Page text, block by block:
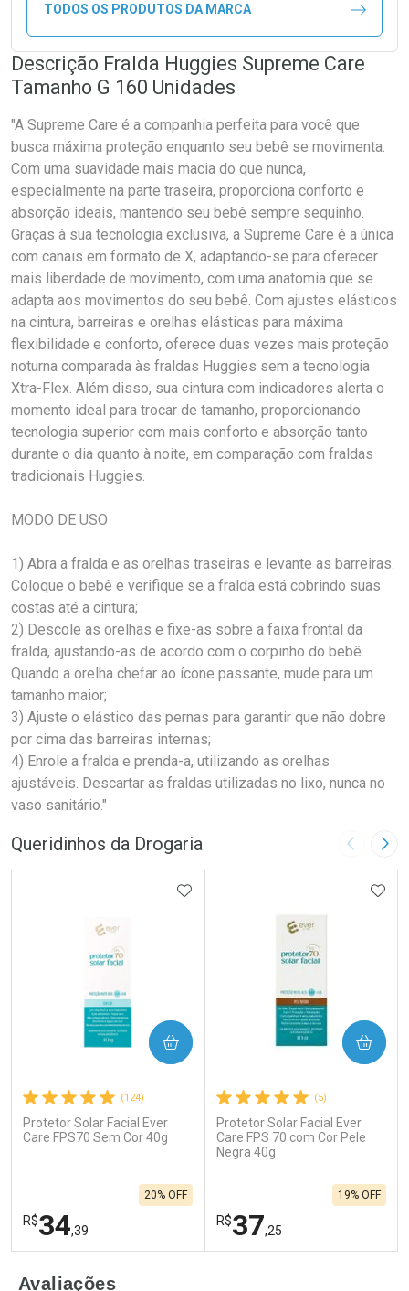
TODOS OS PRODUTOS DA MARCA
Descrição Fralda Huggies Supreme Care
Tamanho G 160 Unidades
"A Supreme Care é a companhia perfeita para você que
busca máxima proteção enquanto seu bebê se movimenta.
Com uma suavidade mais macia do que nunca,
especialmente na parte traseira, proporciona conforto e
absorção ideais, mantendo seu bebê sempre sequinho.
Graças à sua tecnologia exclusiva, a Supreme Care é a única
com canais em formato de X, adaptando-se para oferecer
mais liberdade de movimento, com uma anatomia que se
adapta aos movimentos do seu bebê. Com ajustes elásticos
na cintura, barreiras e orelhas elásticas para máxima
flexibilidade e conforto, oferece duas vezes mais proteção
noturna comparada às fraldas Huggies sem a tecnologia
Xtra-Flex. Além disso, sua cintura com indicadores alerta o
momento ideal para trocar de tamanho, proporcionando
tecnologia superior com mais conforto e absorção tanto
durante o dia quanto à noite, em comparação com fraldas
tradicionais Huggies.
MODO DE USO
1) Abra a fralda e as orelhas traseiras e levante as barreiras.
Coloque o bebê e verifique se a fralda está cobrindo suas
costas até a cintura;
2) Descole as orelhas e fixe-as sobre a faixa frontal da
fralda, ajustando-as de acordo com o corpinho do bebê.
Quando a orelha chefar ao ícone passante, mude para um
tamanho maior;
3) Ajuste o elástico das pernas para garantir que não dobre
por cima das barreiras internas;
4) Enrole a fralda e prenda-a, utilizando as orelhas
ajustáveis. Descartar as fraldas utilizadas no lixo, nunca no
vaso sanitário."
Queridinhos da Drogaria Imagem
(124)
Protetor Solar Facial Ever
Care FPS70 Sem Cor 40g
R$34,39
20% OFF
ADICIONAR AOS FAVORITOS
COMPRAR
(5)
Protetor Solar Facial Ever
Care FPS 70 com Cor Pele
Negra 40g
R$37,25
19% OFF
COMPRAR
Avaliações